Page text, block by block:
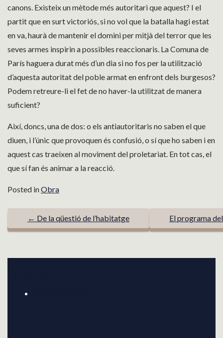
canons. Existeix un mètode més autoritari que aquest? I el
partit que en surt victoriós, si no vol que la batalla hagi estat
en va, haurà de mantenir el domini per mitjà del terror que les
seves armes inspirin a possibles reaccionaris. La Comuna de
París haguera durat més d’un dia si no fos per la utilització
d’aquesta autoritat del poble armat en enfront dels burgesos?
Podem retreure-li el fet de no haver-la utilitzat de manera
suficient?
Així, doncs, una de dos: o els antiautoritaris no saben el que
diuen, i l’únic que provoquen és confusió, o sí que ho saben i en
aquest cas traeixen al moviment del proletariat. En tot cas, el
que sí fan és animar a la reacció.
Posted inObra
P
O
S
← De la qüestió de l’habitatge El programa